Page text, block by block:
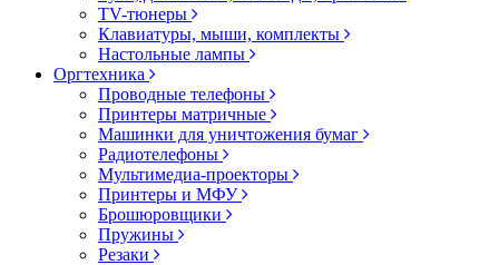
TV-тюнеры
Клавиатуры, мыши, комплекты
Настольные лампы
Оргтехника
Проводные телефоны
Принтеры матричные
Машинки для уничтожения бумаг
Радиотелефоны
Мультимедиа-проекторы
Принтеры и МФУ
Брошюровщики
Пружины
Резаки